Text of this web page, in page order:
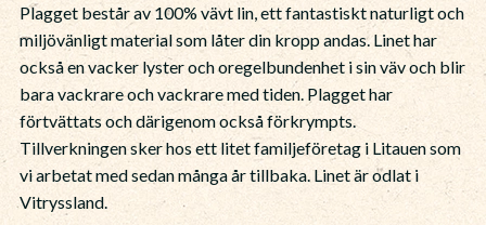
Plagget består av 100% vävt lin, ett fantastiskt naturligt och
miljövänligt material som låter din kropp andas. Linet har
också en vacker lyster och oregelbundenhet i sin väv och blir
bara vackrare och vackrare med tiden. Plagget har
förtvättats och därigenom också förkrympts.
Tillverkningen sker hos ett litet familjeföretag i Litauen som
vi arbetat med sedan många år tillbaka. Linet är odlat i
Vitryssland.